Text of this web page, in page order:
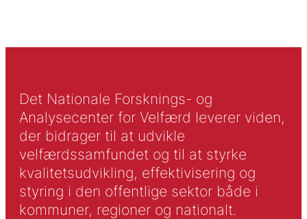
Det Nationale Forsknings- og
Analysecenter for Velfærd leverer viden,
der bidrager til at udvikle
velfærdssamfundet og til at styrke
kvalitetsudvikling, effektivisering og
styring i den offentlige sektor både i
kommuner, regioner og nationalt.